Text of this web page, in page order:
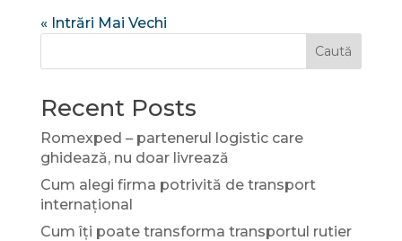
« Intrări Mai Vechi
Caută
Recent Posts
Romexped – partenerul logistic care
ghidează, nu doar livrează
Cum alegi firma potrivită de transport
internațional
Cum îți poate transforma transportul rutier